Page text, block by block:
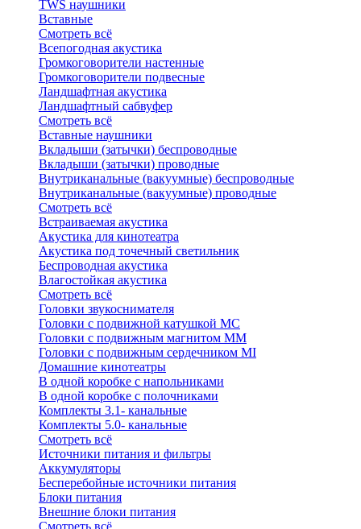
TWS наушники
Вставные
Смотреть всё
Всепогодная акустика
Громкоговорители настенные
Громкоговорители подвесные
Ландшафтная акустика
Ландшафтный сабвуфер
Смотреть всё
Вставные наушники
Вкладыши (затычки) беспроводные
Вкладыши (затычки) проводные
Внутриканальные (вакуумные) беспроводные
Внутриканальные (вакуумные) проводные
Смотреть всё
Встраиваемая акустика
Акустика для кинотеатра
Акустика под точечный светильник
Беспроводная акустика
Влагостойкая акустика
Смотреть всё
Головки звукоснимателя
Головки с подвижной катушкой MC
Головки с подвижным магнитом ММ
Головки с подвижным сердечником MI
Домашние кинотеатры
В одной коробке с напольниками
В одной коробке с полочниками
Комплекты 3.1- канальные
Комплекты 5.0- канальные
Смотреть всё
Источники питания и фильтры
Аккумуляторы
Бесперебойные источники питания
Блоки питания
Внешние блоки питания
Смотреть всё